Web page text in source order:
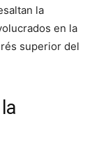
la
en la
superior del